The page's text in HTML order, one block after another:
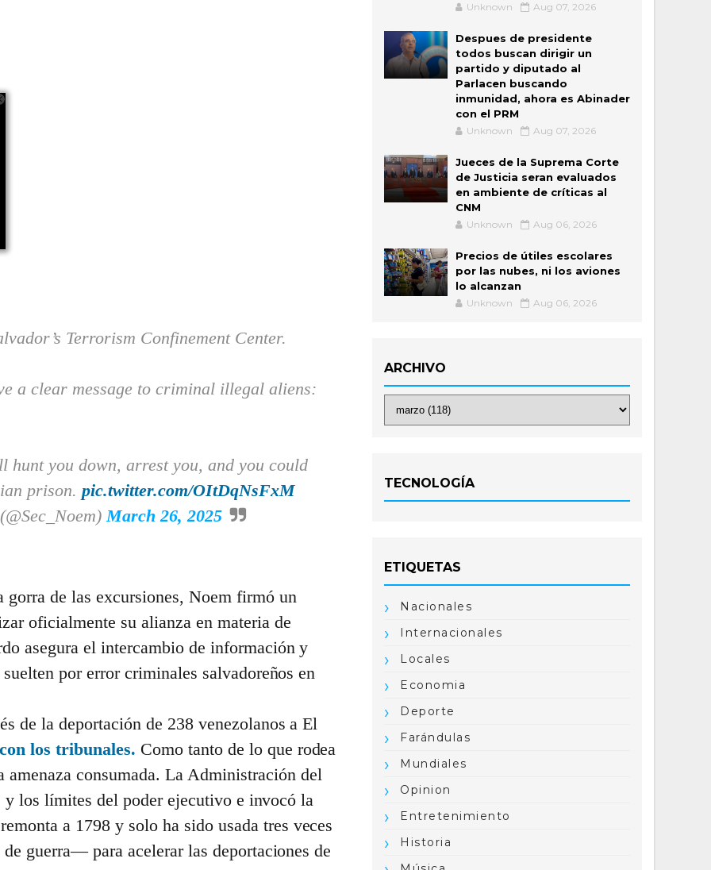
Terrorism Confinement Center.
a clear message to criminal illegal aliens:
hunt you down, arrest you, and you could
prison. pic.twitter.com/OItDqNsFxM
March 26, 2025
gorra de las excursiones, Noem firmó un
oficialmente su alianza en materia de
asegura el intercambio de información y
por error criminales salvadoreños en
de la deportación de 238 venezolanos a El
los tribunales. Como tanto de lo que rodea
consumada. La Administración del
los límites del poder ejecutivo e invocó la
a 1798 y solo ha sido usada tres veces
guerra— para acelerar las deportaciones de
Unknown Aug 07, 2026
Despues de presidente
todos buscan dirigir un
partido y diputado al
Parlacen buscando
inmunidad, ahora es Abinader
con el PRM
Unknown Aug 07, 2026
Jueces de la Suprema Corte
de Justicia seran evaluados
en ambiente de críticas al
CNM
Unknown Aug 06, 2026
Precios de útiles escolares
por las nubes, ni los aviones
lo alcanzan
Unknown Aug 06, 2026
ARCHIVO
TECNOLOGÍA
ETIQUETAS
Nacionales
Internacionales
Locales
Economia
Deporte
Farándulas
Mundiales
Opinion
Entretenimiento
Historia